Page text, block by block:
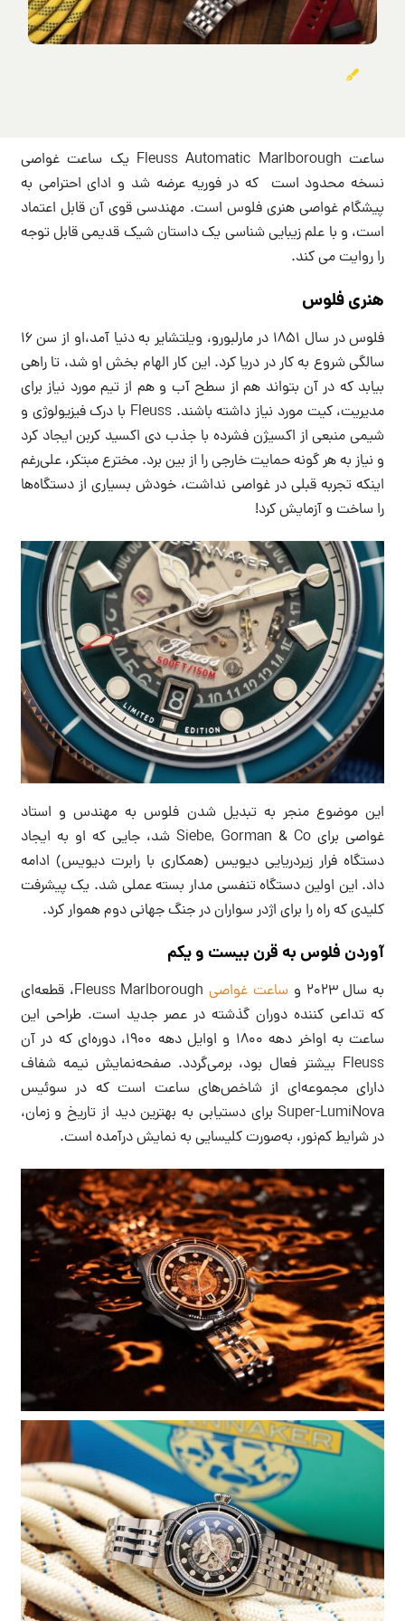
ساعت Fleuss Automatic Marlborough یک ساعت غواصی
نسخه محدود است که در فوریه عرضه شد و ادای احترامی به
پیشگام غواصی هنری فلوس است. مهندسی قوی آن قابل اعتماد
است، و با علم زیبایی شناسی یک داستان شیک قدیمی قابل توجه
را روایت می کند.
هنری فلوس
فلوس در سال 1851 در مارلبورو، ویلتشایر به دنیا آمد،او از سن 16
سالگی شروع به کار در دریا کرد. این کار الهام بخش او شد، تا راهی
بیابد که در آن بتواند هم از سطح آب و هم از تیم مورد نیاز برای
مدیریت، کیت مورد نیاز داشته باشند. Fleuss با درک فیزیولوژی و
شیمی منبعی از اکسیژن فشرده با جذب دی اکسید کربن ایجاد کرد
و نیاز به هر گونه حمایت خارجی را از بین برد. مخترع مبتکر، علی‌رغم
اینکه تجربه قبلی در غواصی نداشت، خودش بسیاری از دستگاه‌ها
را ساخت و آزمایش کرد!
این موضوع منجر به تبدیل شدن فلوس به مهندس و استاد
غواصی برای Siebe, Gorman & Co شد، جایی که او به ایجاد
دستگاه فرار زیردریایی دیویس (همکاری با رابرت دیویس) ادامه
داد. این اولین دستگاه تنفسی مدار بسته عملی شد. یک پیشرفت
کلیدی که راه را برای اژدر سواران در جنگ جهانی دوم هموار کرد.
آوردن فلوس به قرن بیست و یکم
به سال 2023 و ساعت غواصی
Fleuss Marlborough، قطعه‌ای
که تداعی کننده دوران گذشته در عصر جدید است. طراحی این
ساعت به اواخر دهه 1800 و اوایل دهه 1900، دوره‌ای که در آن
Fleuss بیشتر فعال بود، برمی‌گردد. صفحه‌نمایش نیمه شفاف
دارای مجموعه‌ای از شاخص‌های ساعت است که در سوئیس
Super-LumiNova برای دستیابی به بهترین دید از تاریخ و زمان،
در شرایط کم‌نور، به‌صورت کلیسایی به نمایش درآمده است.